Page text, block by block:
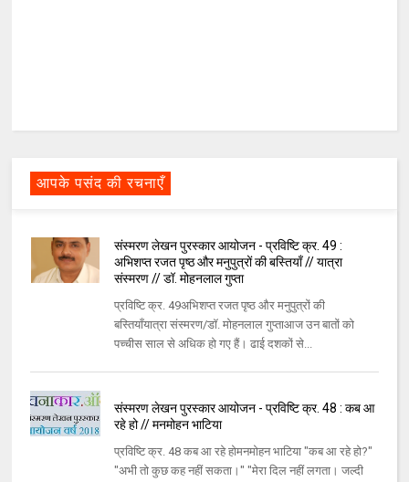
आपके पसंद की रचनाएँ
संस्मरण लेखन पुरस्कार आयोजन - प्रविष्टि क्र. 49 :
अभिशप्त रजत पृष्ठ और मनुपुत्रों की बस्तियाँ // यात्रा
संस्मरण // डॉ. मोहनलाल गुप्ता
प्रविष्टि क्र. 49अभिशप्त रजत पृष्ठ और मनुपुत्रों की
बस्तियाँयात्रा संस्मरण/डॉ. मोहनलाल गुप्ताआज उन बातों को
पच्चीस साल से अधिक हो गए हैं। ढाई दशकों से...
संस्मरण लेखन पुरस्कार आयोजन - प्रविष्टि क्र. 48 : कब आ
रहे हो // मनमोहन भाटिया
प्रविष्टि क्र. 48 कब आ रहे होमनमोहन भाटिया "कब आ रहे हो?"
"अभी तो कुछ कह नहीं सकता।" "मेरा दिल नहीं लगता। जल्दी